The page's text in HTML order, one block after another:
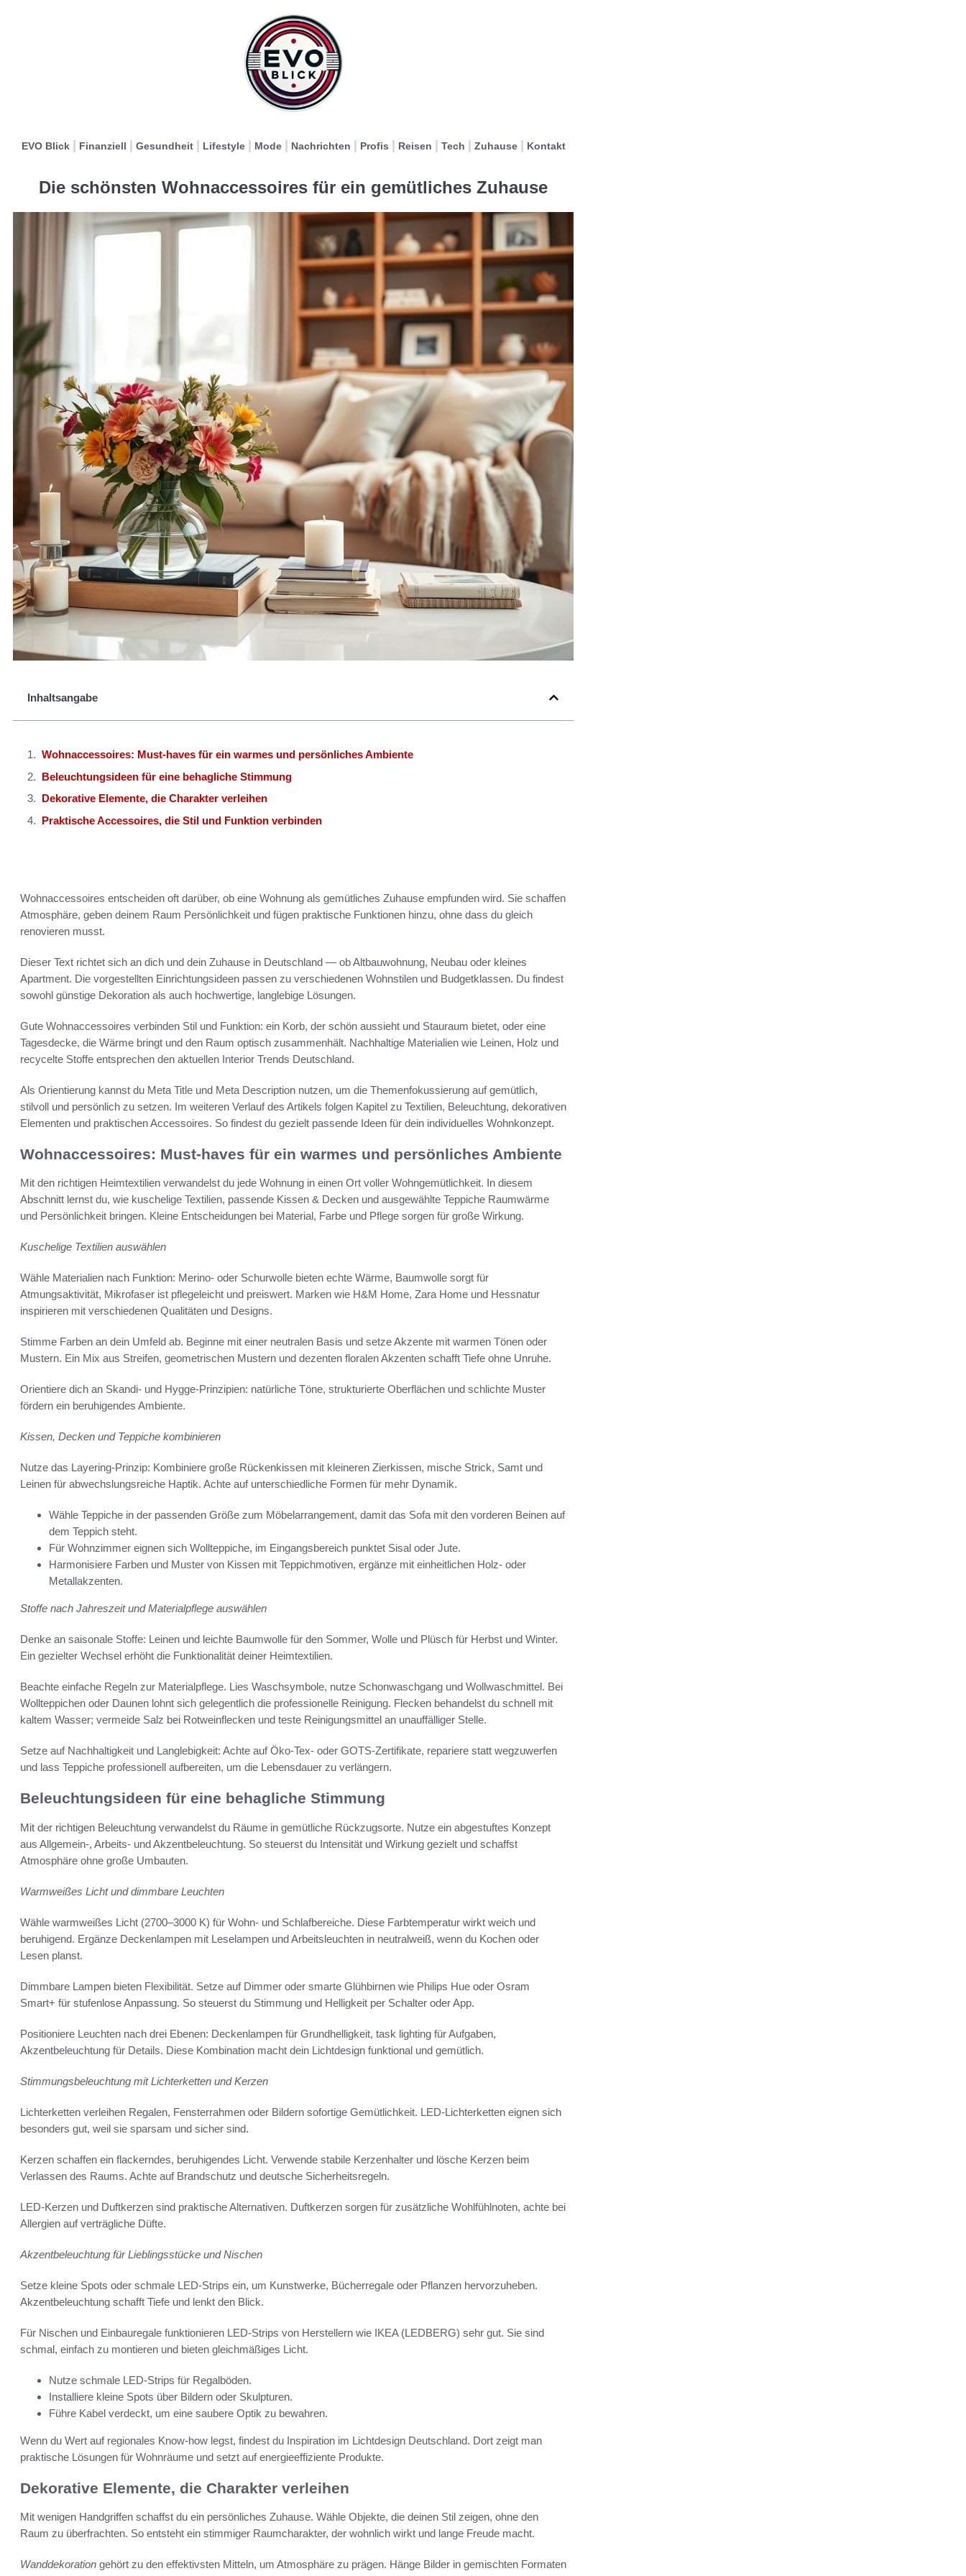
EVO Blick Finanziell Gesundheit Lifestyle Mode Nachrichten Profis Reisen Tech Zuhause Kontakt
Die schönsten Wohnaccessoires für ein gemütliches Zuhause
Inhaltsangabe
Wohnaccessoires: Must-haves für ein warmes und persönliches Ambiente
Beleuchtungsideen für eine behagliche Stimmung
Dekorative Elemente, die Charakter verleihen
Praktische Accessoires, die Stil und Funktion verbinden
Wohnaccessoires entscheiden oft darüber, ob eine Wohnung als gemütliches Zuhause empfunden wird. Sie schaffen
Atmosphäre, geben deinem Raum Persönlichkeit und fügen praktische Funktionen hinzu, ohne dass du gleich
renovieren musst.
Dieser Text richtet sich an dich und dein Zuhause in Deutschland — ob Altbauwohnung, Neubau oder kleines
Apartment. Die vorgestellten Einrichtungsideen passen zu verschiedenen Wohnstilen und Budgetklassen. Du findest
sowohl günstige Dekoration als auch hochwertige, langlebige Lösungen.
Gute Wohnaccessoires verbinden Stil und Funktion: ein Korb, der schön aussieht und Stauraum bietet, oder eine
Tagesdecke, die Wärme bringt und den Raum optisch zusammenhält. Nachhaltige Materialien wie Leinen, Holz und
recycelte Stoffe entsprechen den aktuellen Interior Trends Deutschland.
Als Orientierung kannst du Meta Title und Meta Description nutzen, um die Themenfokussierung auf gemütlich,
stilvoll und persönlich zu setzen. Im weiteren Verlauf des Artikels folgen Kapitel zu Textilien, Beleuchtung, dekorativen
Elementen und praktischen Accessoires. So findest du gezielt passende Ideen für dein individuelles Wohnkonzept.
Wohnaccessoires: Must-haves für ein warmes und persönliches Ambiente
Mit den richtigen Heimtextilien verwandelst du jede Wohnung in einen Ort voller Wohngemütlichkeit. In diesem
Abschnitt lernst du, wie kuschelige Textilien, passende Kissen & Decken und ausgewählte Teppiche Raumwärme
und Persönlichkeit bringen. Kleine Entscheidungen bei Material, Farbe und Pflege sorgen für große Wirkung.
Kuschelige Textilien auswählen
Wähle Materialien nach Funktion: Merino- oder Schurwolle bieten echte Wärme, Baumwolle sorgt für
Atmungsaktivität, Mikrofaser ist pflegeleicht und preiswert. Marken wie H&M Home, Zara Home und Hessnatur
inspirieren mit verschiedenen Qualitäten und Designs.
Stimme Farben an dein Umfeld ab. Beginne mit einer neutralen Basis und setze Akzente mit warmen Tönen oder
Mustern. Ein Mix aus Streifen, geometrischen Mustern und dezenten floralen Akzenten schafft Tiefe ohne Unruhe.
Orientiere dich an Skandi- und Hygge-Prinzipien: natürliche Töne, strukturierte Oberflächen und schlichte Muster
fördern ein beruhigendes Ambiente.
Kissen, Decken und Teppiche kombinieren
Nutze das Layering-Prinzip: Kombiniere große Rückenkissen mit kleineren Zierkissen, mische Strick, Samt und
Leinen für abwechslungsreiche Haptik. Achte auf unterschiedliche Formen für mehr Dynamik.
Wähle Teppiche in der passenden Größe zum Möbelarrangement, damit das Sofa mit den vorderen Beinen auf
dem Teppich steht.
Für Wohnzimmer eignen sich Wollteppiche, im Eingangsbereich punktet Sisal oder Jute.
Harmonisiere Farben und Muster von Kissen mit Teppichmotiven, ergänze mit einheitlichen Holz- oder
Metallakzenten.
Stoffe nach Jahreszeit und Materialpflege auswählen
Denke an saisonale Stoffe: Leinen und leichte Baumwolle für den Sommer, Wolle und Plüsch für Herbst und Winter.
Ein gezielter Wechsel erhöht die Funktionalität deiner Heimtextilien.
Beachte einfache Regeln zur Materialpflege. Lies Waschsymbole, nutze Schonwaschgang und Wollwaschmittel. Bei
Wollteppichen oder Daunen lohnt sich gelegentlich die professionelle Reinigung. Flecken behandelst du schnell mit
kaltem Wasser; vermeide Salz bei Rotweinflecken und teste Reinigungsmittel an unauffälliger Stelle.
Setze auf Nachhaltigkeit und Langlebigkeit: Achte auf Öko‑Tex- oder GOTS-Zertifikate, repariere statt wegzuwerfen
und lass Teppiche professionell aufbereiten, um die Lebensdauer zu verlängern.
Beleuchtungsideen für eine behagliche Stimmung
Mit der richtigen Beleuchtung verwandelst du Räume in gemütliche Rückzugsorte. Nutze ein abgestuftes Konzept
aus Allgemein-, Arbeits- und Akzentbeleuchtung. So steuerst du Intensität und Wirkung gezielt und schaffst
Atmosphäre ohne große Umbauten.
Warmweißes Licht und dimmbare Leuchten
Wähle warmweißes Licht (2700–3000 K) für Wohn- und Schlafbereiche. Diese Farbtemperatur wirkt weich und
beruhigend. Ergänze Deckenlampen mit Leselampen und Arbeitsleuchten in neutralweiß, wenn du Kochen oder
Lesen planst.
Dimmbare Lampen bieten Flexibilität. Setze auf Dimmer oder smarte Glühbirnen wie Philips Hue oder Osram
Smart+ für stufenlose Anpassung. So steuerst du Stimmung und Helligkeit per Schalter oder App.
Positioniere Leuchten nach drei Ebenen: Deckenlampen für Grundhelligkeit, task lighting für Aufgaben,
Akzentbeleuchtung für Details. Diese Kombination macht dein Lichtdesign funktional und gemütlich.
Stimmungsbeleuchtung mit Lichterketten und Kerzen
Lichterketten verleihen Regalen, Fensterrahmen oder Bildern sofortige Gemütlichkeit. LED-Lichterketten eignen sich
besonders gut, weil sie sparsam und sicher sind.
Kerzen schaffen ein flackerndes, beruhigendes Licht. Verwende stabile Kerzenhalter und lösche Kerzen beim
Verlassen des Raums. Achte auf Brandschutz und deutsche Sicherheitsregeln.
LED-Kerzen und Duftkerzen sind praktische Alternativen. Duftkerzen sorgen für zusätzliche Wohlfühlnoten, achte bei
Allergien auf verträgliche Düfte.
Akzentbeleuchtung für Lieblingsstücke und Nischen
Setze kleine Spots oder schmale LED-Strips ein, um Kunstwerke, Bücherregale oder Pflanzen hervorzuheben.
Akzentbeleuchtung schafft Tiefe und lenkt den Blick.
Für Nischen und Einbauregale funktionieren LED-Strips von Herstellern wie IKEA (LEDBERG) sehr gut. Sie sind
schmal, einfach zu montieren und bieten gleichmäßiges Licht.
Nutze schmale LED-Strips für Regalböden.
Installiere kleine Spots über Bildern oder Skulpturen.
Führe Kabel verdeckt, um eine saubere Optik zu bewahren.
Wenn du Wert auf regionales Know-how legst, findest du Inspiration im Lichtdesign Deutschland. Dort zeigt man
praktische Lösungen für Wohnräume und setzt auf energieeffiziente Produkte.
Dekorative Elemente, die Charakter verleihen
Mit wenigen Handgriffen schaffst du ein persönliches Zuhause. Wähle Objekte, die deinen Stil zeigen, ohne den
Raum zu überfrachten. So entsteht ein stimmiger Raumcharakter, der wohnlich wirkt und lange Freude macht.
Wanddekoration gehört zu den effektivsten Mitteln, um Atmosphäre zu prägen. Hänge Bilder in gemischten Formaten